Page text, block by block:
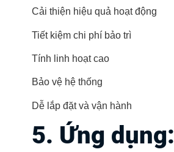
Cải thiện hiệu quả hoạt động
Tiết kiệm chi phí bảo trì
Tính linh hoạt cao
Bảo vệ hệ thống
Dễ lắp đặt và vận hành
5. Ứng dụng: